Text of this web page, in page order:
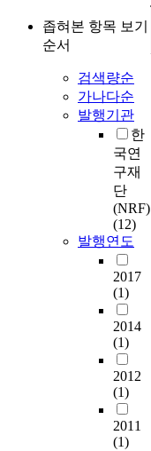
좁혀본 항목 보기
순서
검색량순
가나다순
발행기관
한
국연
구재
단
(NRF)
(12)
발행연도
2017
(1)
2014
(1)
2012
(1)
2011
(1)